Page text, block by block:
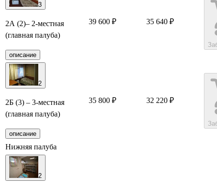
3
2А (2)– 2-местная
(главная палуба)
описание
39 600 ₽ 35 640 ₽
2
2Б (3) – 3-местная
(главная палуба)
описание
35 800 ₽ 32 220 ₽
Нижняя палуба
2